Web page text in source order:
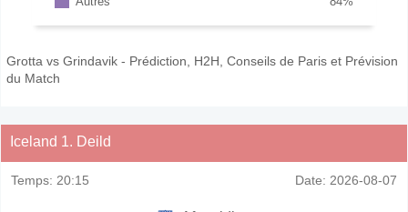
Grotta vs Grindavik - Prédiction, H2H, Conseils de Paris et Prévision
du Match
Iceland 1. Deild
Temps: 20:15 Date: 2026-08-07